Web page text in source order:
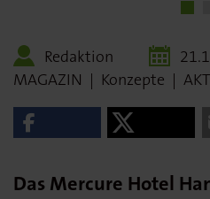
Redaktion
MAGAZIN | Konzepte |
Das Mercure Hotel